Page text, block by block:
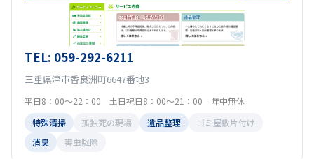
TEL: 059-292-6211
三重県津市香良洲町6647番地3
平日8：00～22：00 土日祝日8：00～21：00 年中無休
特殊清掃
孤独死の現場 遺品整理
ゴミ屋敷片付け
消臭
害虫駆除